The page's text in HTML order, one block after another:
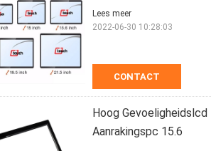
CONTACT
Lees meer
2022-06-30 10:28:03
Hoog
Aanrakingspc 15.6